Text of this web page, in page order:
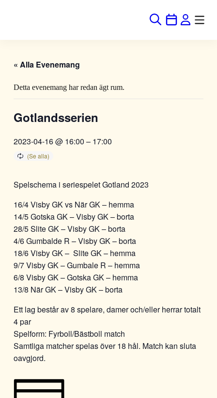
« Alla Evenemang
Detta evenemang har redan ägt rum.
Gotlandsserien
2023-04-16 @ 16:00 – 17:00
Spelschema i seriespelet Gotland 2023
16/4 Visby GK vs När GK – hemma
14/5 Gotska GK – Visby GK – borta
28/5 Slite GK – Visby GK – borta
4/6 Gumbalde R – Visby GK – borta
18/6 Visby GK – Slite GK – hemma
9/7 Visby GK – Gumbale R – hemma
6/8 Visby GK – Gotska GK – hemma
13/8 När GK – Visby GK – borta
Ett lag består av 8 spelare, damer och/eller herrar totalt
4 par
Spelform: Fyrboll/Bästboll match
Samtliga matcher spelas över 18 hål. Match kan sluta
oavgjord.